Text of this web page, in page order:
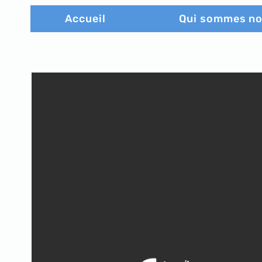
Accueil Qui sommes